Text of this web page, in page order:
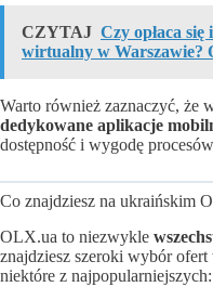
CZYTAJ Czy opłaca
wirtualny w Warszawie?
Warto również zaznaczyć, że
dedykowane aplikacje
dostępność i wygodę
Co znajdziesz na ukraińskim
OLX.ua to niezwykle
znajdziesz szeroki wybór
niektóre z najpopularniejszych: